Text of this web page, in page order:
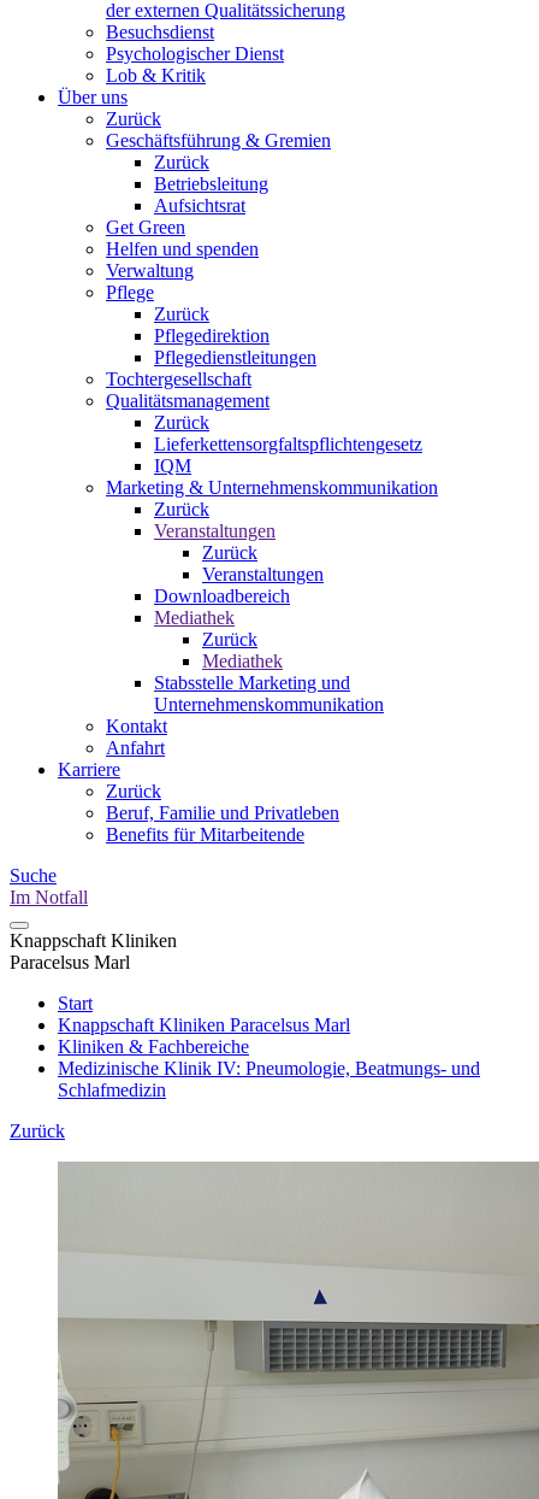
der externen Qualitätssicherung
Besuchsdienst
Psychologischer Dienst
Lob & Kritik
Über uns
Zurück
Geschäftsführung & Gremien
Zurück
Betriebsleitung
Aufsichtsrat
Get Green
Helfen und spenden
Verwaltung
Pflege
Zurück
Pflegedirektion
Pflegedienstleitungen
Tochtergesellschaft
Qualitätsmanagement
Zurück
Lieferkettensorgfaltspflichtengesetz
IQM
Marketing & Unternehmenskommunikation
Zurück
Veranstaltungen
Zurück
Veranstaltungen
Downloadbereich
Mediathek
Zurück
Mediathek
Stabsstelle Marketing und
Unternehmenskommunikation
Kontakt
Anfahrt
Karriere
Zurück
Beruf, Familie und Privatleben
Benefits für Mitarbeitende
Suche
Im Notfall
Knappschaft Kliniken
Paracelsus Marl
Start
Knappschaft Kliniken Paracelsus Marl
Kliniken & Fachbereiche
Medizinische Klinik IV: Pneumologie, Beatmungs- und
Schlafmedizin
Zurück